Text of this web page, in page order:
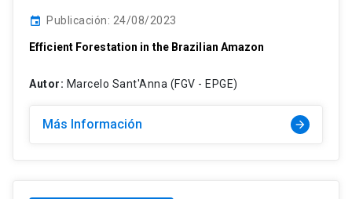
event Publicación: 24/08/2023
Efficient Forestation in the Brazilian Amazon
Autor: Marcelo Sant'Anna (FGV - EPGE)
Más Información arrow_forward